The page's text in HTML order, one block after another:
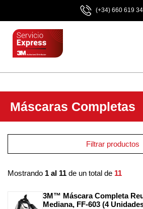
(+34) 660 619
Máscaras Completas
Filtrar productos
Mostrando 1 al 11 de un total de 11
3M™ Máscara Completa
Mediana, FF-603 (4